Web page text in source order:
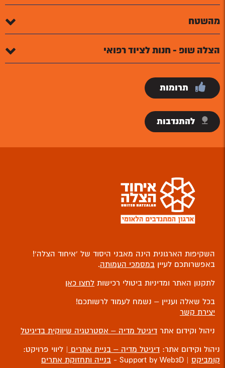
מהשטח
הצלה שופ - חנות לציוד רפואי
תרומות
להתנדבות
השקיפות הארגונית הינה מאבני היסוד של ‘איחוד הצלה’!
באפשרותכם לעיין במסמכי העמותה.
לתקנון האתר ומדיניות ביטולי רכישות לחצו כאן
בכל שאלה ועניין – נשמח לעמוד לרשותכם!
יצירת קשר
ניהול וקידום אתר דיגיטל מדיה – אסטרטגיה שיווקית בדיגיטל
ניהול וקידום אתר: דיגיטל מדיה – בניית אתרים | ליווי פרויקט:
קומביקס | Support by Web3D - בנייה ותחזוקת אתרים